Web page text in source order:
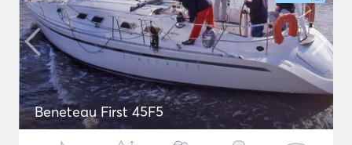
Beneteau First 45F5